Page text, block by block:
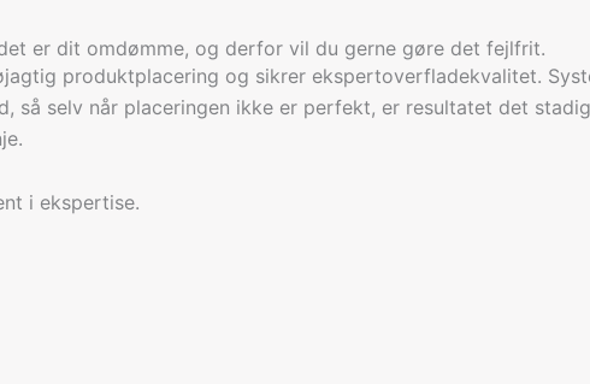
er dit omdømme, og derfor vil du gerne gøre det fejlfrit.
produktplacering og sikrer ekspertoverfladekvalitet.
så selv når placeringen ikke er perfekt, er resultatet det
i ekspertise.